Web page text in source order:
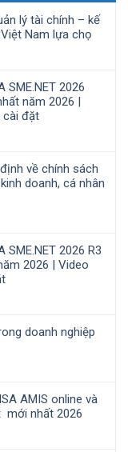
lý tài chính – kế
Nam lựa chọ
SME.NET 2026
năm 2026 |
cài đặt
về chính sách
doanh, cá nhân
2026 R3
2026 | Video
doanh nghiệp
AMIS online và
mới nhất 2026